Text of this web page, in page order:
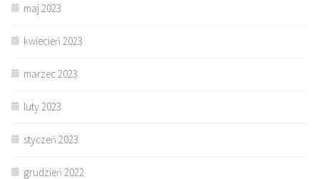
maj 2023
kwiecień 2023
marzec 2023
luty 2023
styczeń 2023
grudzień 2022